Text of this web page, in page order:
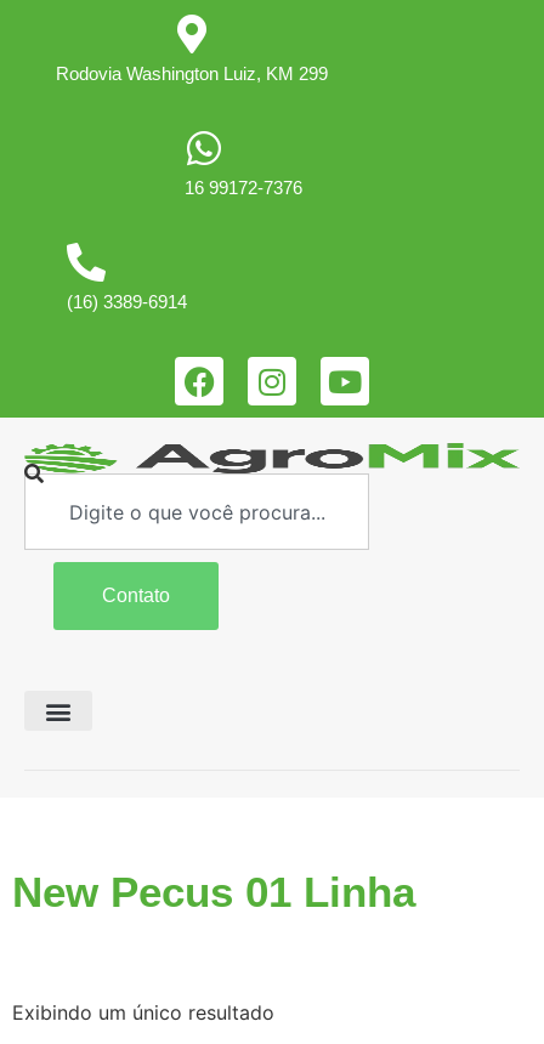
Rodovia Washington Luiz, KM 299
16 99172-7376
(16) 3389-6914
Contato
New Pecus 01 Linha
Exibindo um único resultado